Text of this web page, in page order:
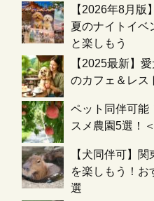
【2026年8月版
夏のナイトイベ
と楽しもう
【2025最新】
のカフェ＆レス
ペット同伴可能
スメ農園5選！
【犬同伴可】
を楽しもう！お
選